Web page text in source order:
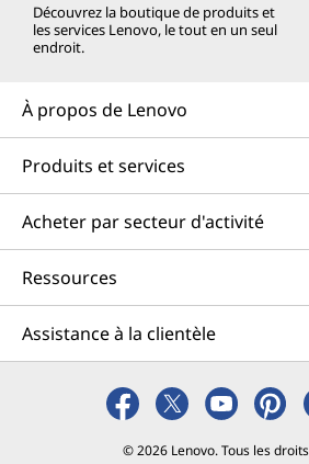
Découvrez la boutique de produits et
les services Lenovo, le tout en un seul
endroit.
À propos de Lenovo
Produits et services
Acheter par secteur d'activité
Ressources
Assistance à la clientèle
© 2026 Lenovo. Tous les